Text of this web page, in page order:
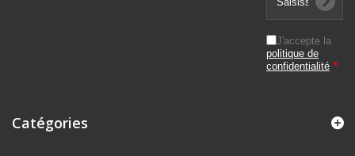
J'accepte la
politique de
confidentialité *
Catégories